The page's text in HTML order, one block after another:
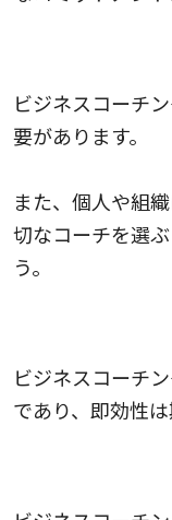
ビジネスコーチ
要があります。
また、個人や組
切なコーチを選
う。
ビジネスコーチ
であり、即効性